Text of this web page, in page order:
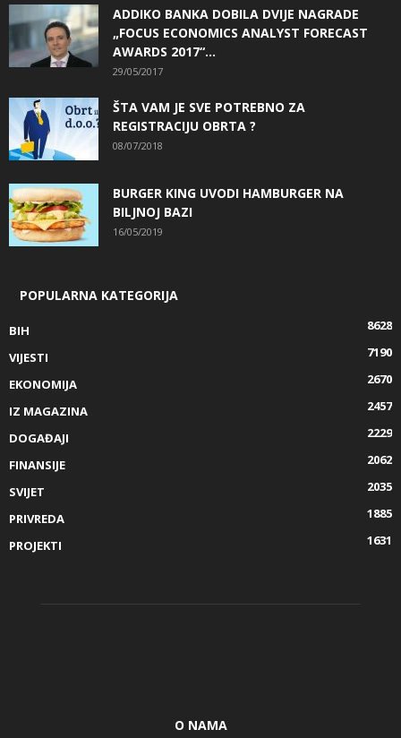
ADDIKO BANKA DOBILA DVIJE NAGRADE
„FOCUS ECONOMICS ANALYST FORECAST
AWARDS 2017“...
29/05/2017
ŠTA VAM JE SVE POTREBNO ZA
REGISTRACIJU OBRTA ?
08/07/2018
BURGER KING UVODI HAMBURGER NA
BILJNOJ BAZI
16/05/2019
POPULARNA KATEGORIJA
BIH
8628
VIJESTI
7190
EKONOMIJA
2670
IZ MAGAZINA
2457
DOGAĐAJI
2229
FINANSIJE
2062
SVIJET
2035
PRIVREDA
1885
PROJEKTI
1631
O NAMA